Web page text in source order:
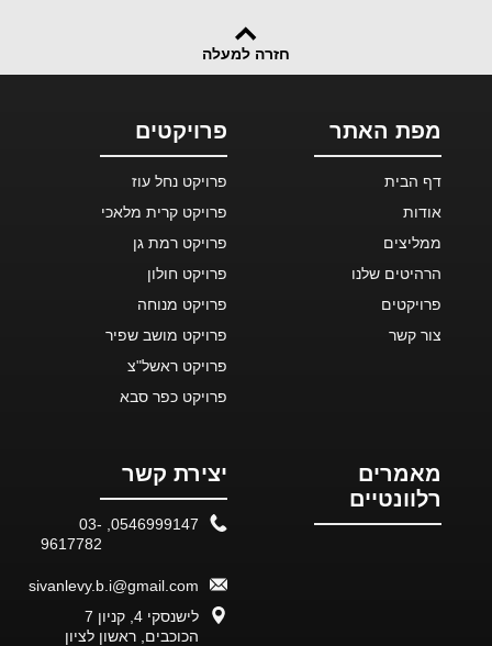
חזרה למעלה
מפת האתר
דף הבית
אודות
ממליצים
הרהיטים שלנו
פרויקטים
צור קשר
פרויקטים
פרויקט נחל עוז
פרויקט קרית מלאכי
פרויקט רמת גן
פרויקט חולון
פרויקט מנוחה
פרויקט מושב שפיר
פרויקט ראשל"צ
פרויקט כפר סבא
מאמרים
רלוונטיים
יצירת קשר
0546999147
03-
9617782
sivanlevy.b.i@gmail.com
לישנסקי 4, קניון 7
הכוכבים, ראשון לציון